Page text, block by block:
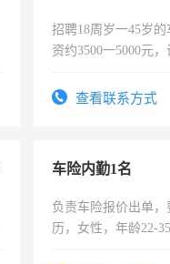
招聘18周岁一45岁
资约3500一5000元
查看联系方式
车险内勤1名
负责车险报价出单
历，女性，年龄22-